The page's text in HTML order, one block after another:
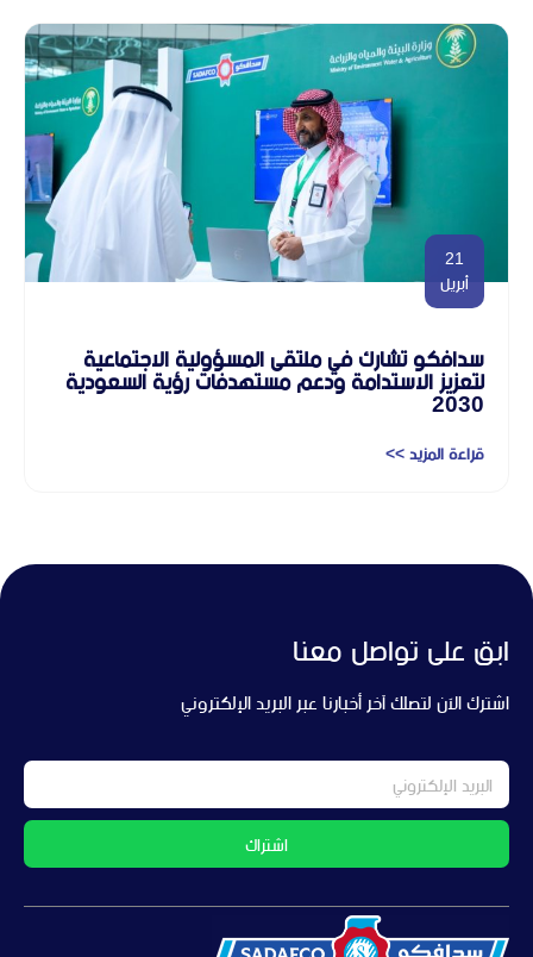
21
أبريل
سدافكو تشارك في ملتقى المسؤولية الاجتماعية
لتعزيز الاستدامة ودعم مستهدفات رؤية السعودية
2030
قراءة المزيد >>
ابق على تواصل معنا
اشترك الآن لتصلك آخر أخبارنا عبر البريد الإلكتروني
اشتراك